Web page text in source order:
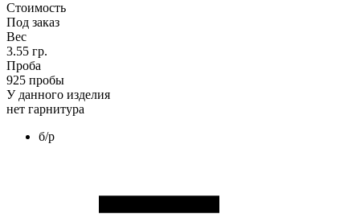
Стоимость
Под заказ
Вес
3.55 гр.
Проба
925 пробы
У данного изделия
нет гарнитура
б/р